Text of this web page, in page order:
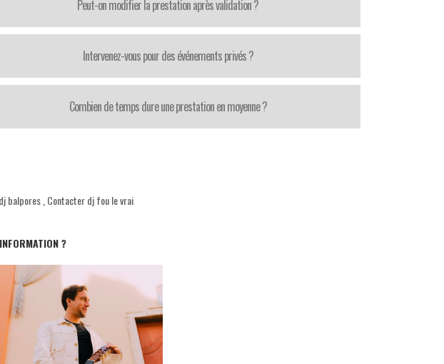
Peut-on modifier la prestation après validation ?
Intervenez-vous pour des événements privés ?
Combien de temps dure une prestation en moyenne ?
balpores, Contacter dj fou le vrai
?